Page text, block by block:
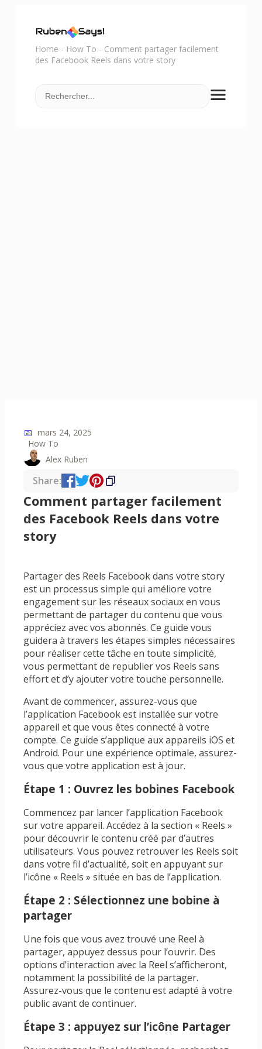
Home - How To - Comment partager facilement
des Facebook Reels dans votre story
📅 mars 24, 2025
How To
Alex Ruben
Share:
Comment partager facilement
des Facebook Reels dans votre
story
Partager des Reels Facebook dans votre story
est un processus simple qui améliore votre
engagement sur les réseaux sociaux en vous
permettant de partager du contenu que vous
appréciez avec vos abonnés. Ce guide vous
guidera à travers les étapes simples nécessaires
pour réaliser cette tâche en toute simplicité,
vous permettant de republier vos Reels sans
effort et d’y ajouter votre touche personnelle.
Avant de commencer, assurez-vous que
l’application Facebook est installée sur votre
appareil et que vous êtes connecté à votre
compte. Ce guide s’applique aux appareils iOS et
Android. Pour une expérience optimale, assurez-
vous que votre application est à jour.
Étape 1 : Ouvrez les bobines Facebook
Commencez par lancer l’application Facebook
sur votre appareil. Accédez à la section « Reels »
pour découvrir le contenu créé par d’autres
utilisateurs. Vous pouvez retrouver les Reels soit
dans votre fil d’actualité, soit en appuyant sur
l’icône « Reels » située en bas de l’application.
Étape 2 : Sélectionnez une bobine à
partager
Une fois que vous avez trouvé une Reel à
partager, appuyez dessus pour l’ouvrir. Des
options d’interaction avec la Reel s’afficheront,
notamment la possibilité de la partager.
Assurez-vous que le contenu est adapté à votre
public avant de continuer.
Étape 3 : appuyez sur l’icône Partager